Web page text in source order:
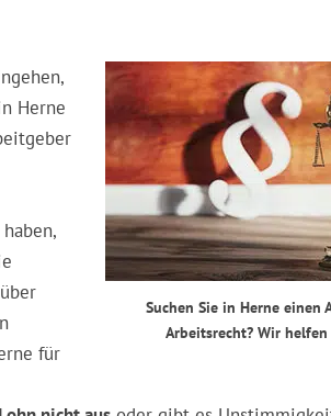
Suchen Sie in Herne einen
Arbeitsrecht? Wir
Herne
für